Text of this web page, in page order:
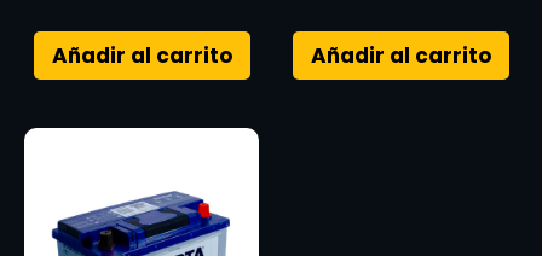
Añadir al carrito Añadir al carrito